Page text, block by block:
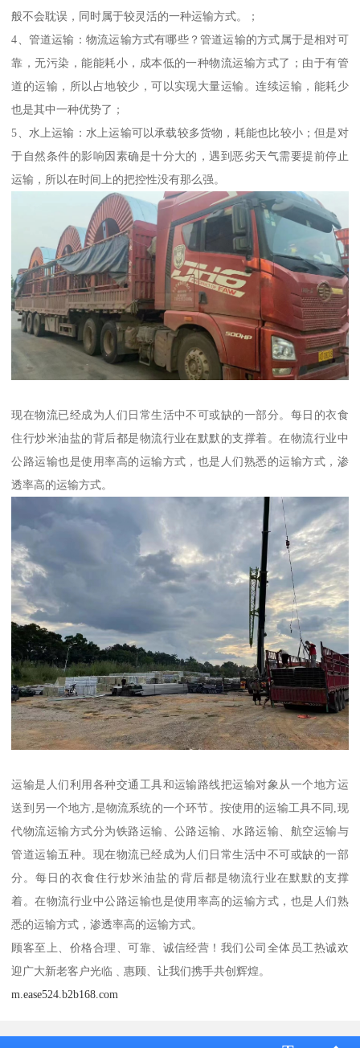
般不会耽误，同时属于较灵活的一种运输方式。；
4、管道运输：物流运输方式有哪些？管道运输的方式属于是相对可
靠，无污染，能能耗小，成本低的一种物流运输方式了；由于有管
道的运输，所以占地较少，可以实现大量运输。连续运输，能耗少
也是其中一种优势了；
5、水上运输：水上运输可以承载较多货物，耗能也比较小；但是对
于自然条件的影响因素确是十分大的，遇到恶劣天气需要提前停止
运输，所以在时间上的把控性没有那么强。
现在物流已经成为人们日常生活中不可或缺的一部分。每日的衣食
住行炒米油盐的背后都是物流行业在默默的支撑着。在物流行业中
公路运输也是使用率高的运输方式，也是人们熟悉的运输方式，渗
透率高的运输方式。
运输是人们利用各种交通工具和运输路线把运输对象从一个地方运
送到另一个地方,是物流系统的一个环节。按使用的运输工具不同,现
代物流运输方式分为铁路运输、公路运输、水路运输、航空运输与
管道运输五种。现在物流已经成为人们日常生活中不可或缺的一部
分。每日的衣食住行炒米油盐的背后都是物流行业在默默的支撑
着。在物流行业中公路运输也是使用率高的运输方式，也是人们熟
悉的运输方式，渗透率高的运输方式。
顾客至上、价格合理、可靠、诚信经营！我们公司全体员工热诚欢
迎广大新老客户光临﹑惠顾、让我们携手共创辉煌。
m.ease524.b2b168.com